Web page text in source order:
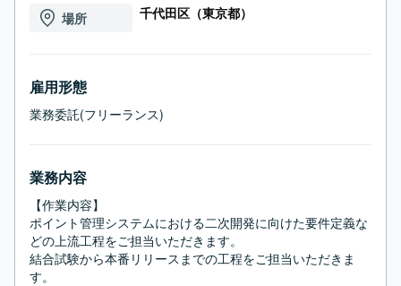
場所 千代田区（東京都）
雇用形態
業務委託(フリーランス)
業務内容
【作業内容】
ポイント管理システムにおける二次開発に向けた要件定義な
どの上流工程をご担当いただきます。
結合試験から本番リリースまでの工程をご担当いただきま
す。